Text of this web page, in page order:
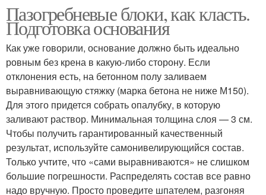
Пазогребневые блоки, как класть.
Подготовка основания
Как уже говорили, основание должно быть идеально
ровным без крена в какую-либо сторону. Если
отклонения есть, на бетонном полу заливаем
выравнивающую стяжку (марка бетона не ниже М150).
Для этого придется собрать опалубку, в которую
заливают раствор. Минимальная толщина слоя — 3 см.
Чтобы получить гарантированный качественный
результат, используйте самонивелирующийся состав.
Только учтите, что «сами выравниваются» не слишком
большие погрешности. Распределять состав все равно
надо вручную. Просто проведите шпателем, разгоняя